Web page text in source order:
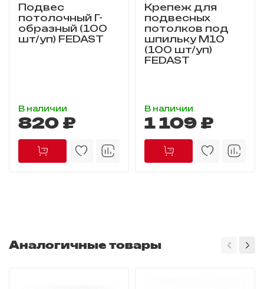
Подвес
потолочный Г-
образный (100
шт/уп) FEDAST
В наличии
820 ₽
Крепеж для
подвесных
потолков под
шпильку M10
(100 шт/уп)
FEDAST
В наличии
1 109 ₽
Аналогичные товары